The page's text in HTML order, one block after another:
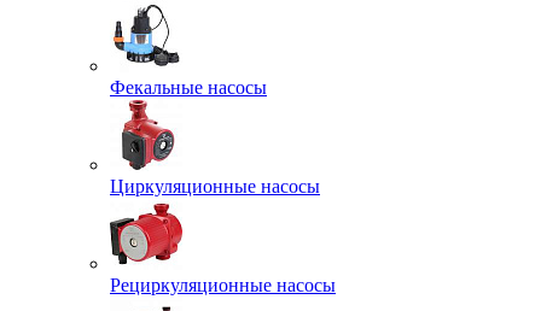
Фекальные насосы
Циркуляционные насосы
Рециркуляционные насосы